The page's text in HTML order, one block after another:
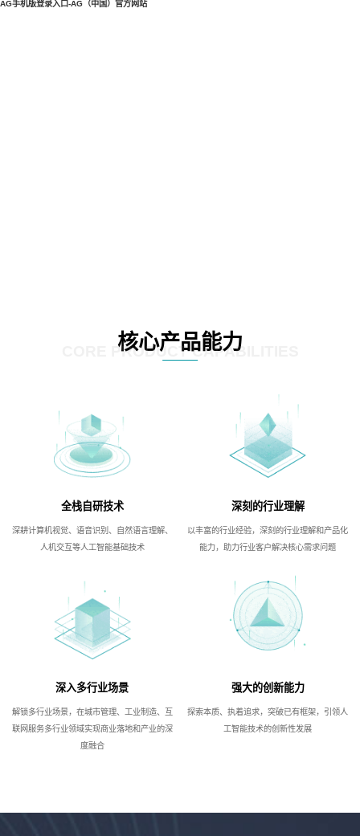
AG手机版登录入口-AG（中国）官方网站
核心产品能力
CORE PRODUCT CAPABILITIES
全栈自研技术
深耕计算机视觉、语音识别、自然语言理解、
人机交互等人工智能基础技术
深刻的行业理解
以丰富的行业经验，深刻的行业理解和产品化
能力，助力行业客户解决核心需求问题
深入多行业场景
解锁多行业场景，在城市管理、工业制造、互
联网服务多行业领域实现商业落地和产业的深
度融合
强大的创新能力
探索本质、执着追求，突破已有框架，引领人
工智能技术的创新性发展